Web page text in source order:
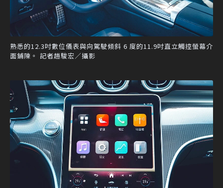
熟悉的12.3吋數位儀表與向駕駛傾斜 6 度的11.9吋直立觸控螢幕介
面鋪陳。 記者趙駿宏／攝影